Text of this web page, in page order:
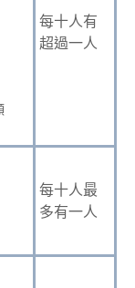
每十人有
超過一人
每十人最
多有一人